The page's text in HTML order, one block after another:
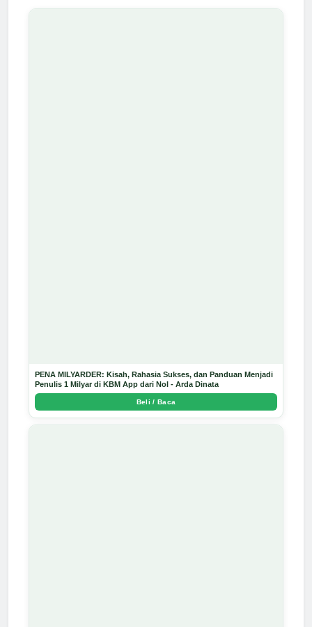
PENA MILYARDER: Kisah, Rahasia Sukses, dan Panduan Menjadi
Penulis 1 Milyar di KBM App dari Nol - Arda Dinata
Beli / Baca